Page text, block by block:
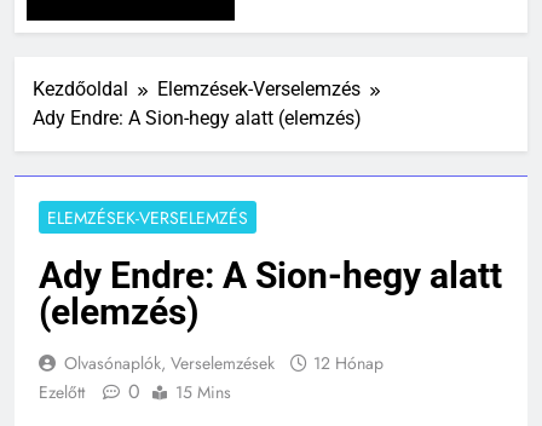
Kezdőoldal
Elemzések-Verselemzés
Ady Endre: A Sion-hegy alatt (elemzés)
ELEMZÉSEK-VERSELEMZÉS
Ady Endre: A Sion-hegy alatt
(elemzés)
Olvasónaplók, Verselemzések
12 Hónap
Ezelőtt
0 15 Mins